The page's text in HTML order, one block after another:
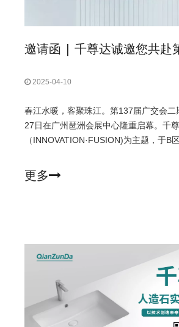
2025-04-10
春江水暖，客聚珠江。第137届广交会二
27日在广州琶洲会展中心隆重启幕。千
（INNOVATION·FUSION)为主题，于B
本次广交会现场将展出我们的经典实体面
产品。在现场，通过实物展示您可以更直
基。千尊达与您不见不散！关于展会
国进出口商品交易会，又称
更多